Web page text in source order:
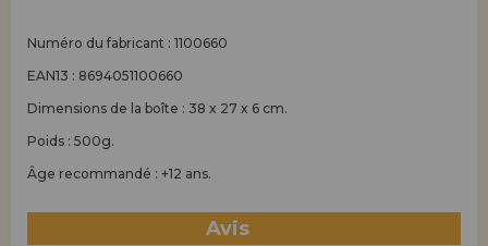
Numéro du fabricant : 1100660
EAN13 : 8694051100660
Dimensions de la boîte : 38 x 27 x 6 cm.
Poids : 500g.
Âge recommandé : +12 ans.
Avis